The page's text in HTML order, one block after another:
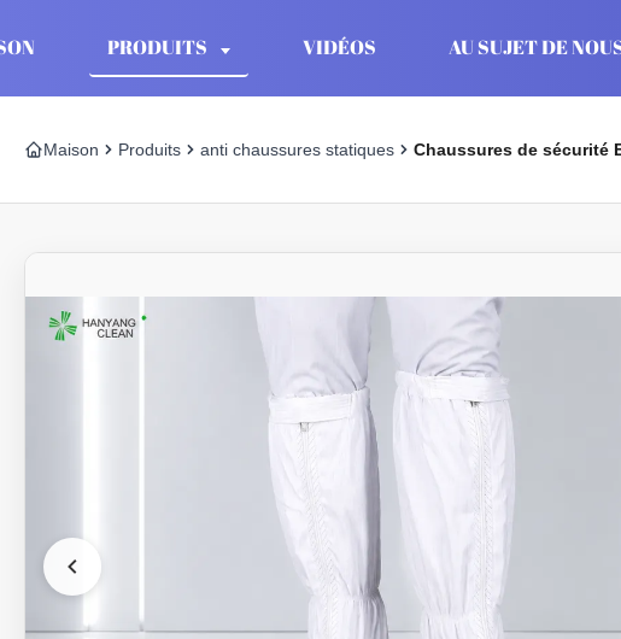
PRODUITS VIDÉOS AU SUJET DE
Maison Produits anti chaussures statiques Chaussures de sécurité